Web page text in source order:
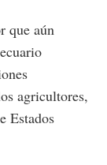
que aún
agricultores,
Estados